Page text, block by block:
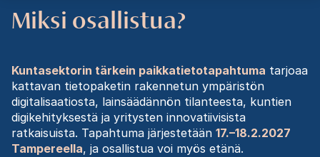
Miksi osallistua?
Kuntasektorin tärkein paikkatietotapahtuma tarjoaa
kattavan tietopaketin rakennetun ympäristön
digitalisaatiosta, lainsäädännön tilanteesta, kuntien
digikehityksestä ja yritysten innovatiivisista
ratkaisuista. Tapahtuma järjestetään 17.–18.2.2027
Tampereella, ja osallistua voi myös etänä.